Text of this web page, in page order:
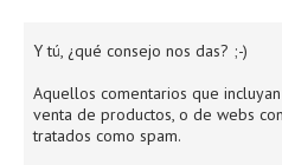
Y tú, ¿qué consejo nos das? ;-)
Aquellos comentarios que
venta de productos, o de webs
tratados como spam.